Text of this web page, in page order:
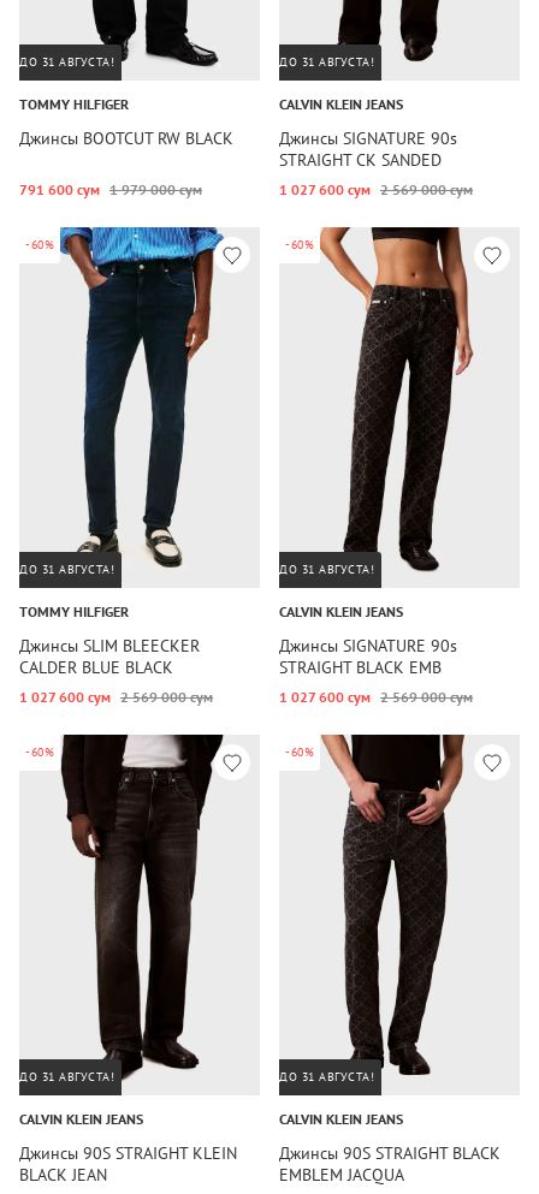
ДО 31 АВГУСТА!
TOMMY HILFIGER
Джинсы BOOTCUT RW BLACK
791 600 сум 1 979 000 сум
ДО 31 АВГУСТА!
CALVIN KLEIN JEANS
Джинсы SIGNATURE 90s
STRAIGHT CK SANDED
1 027 600 сум 2 569 000 сум
-60%
ДО 31 АВГУСТА!
TOMMY HILFIGER
Джинсы SLIM BLEECKER
CALDER BLUE BLACK
1 027 600 сум 2 569 000 сум
-60%
ДО 31 АВГУСТА!
CALVIN KLEIN JEANS
Джинсы SIGNATURE 90s
STRAIGHT BLACK EMB
1 027 600 сум 2 569 000 сум
-60%
ДО 31 АВГУСТА!
CALVIN KLEIN JEANS
Джинсы 90S STRAIGHT KLEIN
BLACK JEAN
-60%
ДО 31 АВГУСТА!
CALVIN KLEIN JEANS
Джинсы 90S STRAIGHT BLACK
EMBLEM JACQUA